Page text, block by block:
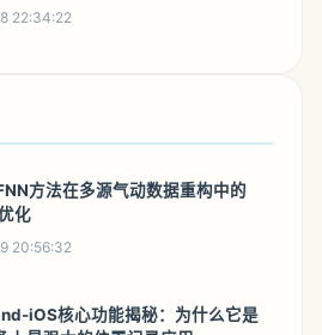
22:34:22
方法在多源气动数据重构中的
化
20:56:32
iOS核心功能揭秘：为什么它是